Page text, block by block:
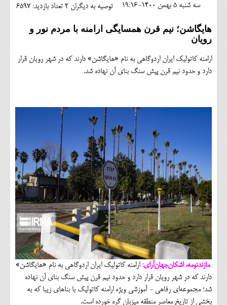
کلینیک
حقوقی
خانه
تعداد بازدید: 6597 توصیه به دیگران 2 سه شنبه 5 بهمن 1400-19:16
هایگاشن؛ نیم قرن همسایگی ارامنه با مردم نور و
رویان
ارامنه کاتولیک ایران اردوگاهی به نام «هایگاشن» دارند که در شهر رویان قرار
دارد و حدود نیم قرن پیش سنگ بنای آن نهاده شد.
مازندنومه، اشکان‌جهان‌آرای: ارامنه کاتولیک ایران اردوگاهی به نام «هایگاشن»
دارند که در شهر رویان قرار دارد و حدود نیم قرن پیش سنگ بنای آن نهاده
شد؛ مجموعه‌ای رفاهی - آموزشی ویژه ارامنه کاتولیک با بناهای زیبا که به
بخشی از تاریخ معاصر منطقه میزبان گره خورده است.